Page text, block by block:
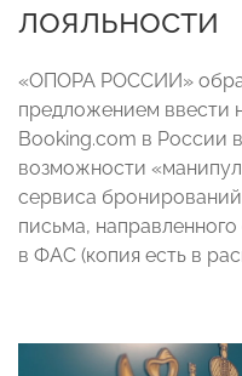
лояльности
«ОПОРА РОССИИ»
предложением ввести
Booking.com в России
возможности
сервиса
письма,
в ФАС (копия есть в